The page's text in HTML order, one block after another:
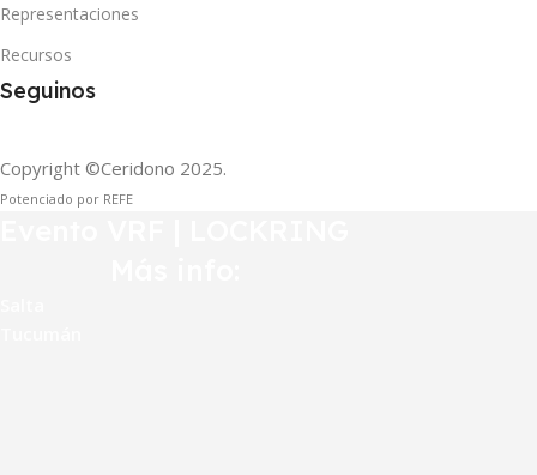
Representaciones
Recursos
Seguinos
Copyright ©Ceridono 2025.
Potenciado por REFE